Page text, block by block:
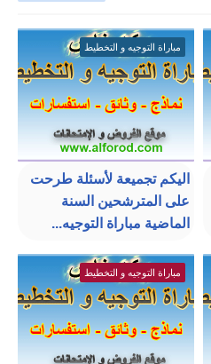
مباراة التوجيه و التخطيط
اليكم تجميعة لأسئلة طرحت
على المترشحين السنة
الماضية مباراة التوجيه...
مباراة التوجيه و التخطيط